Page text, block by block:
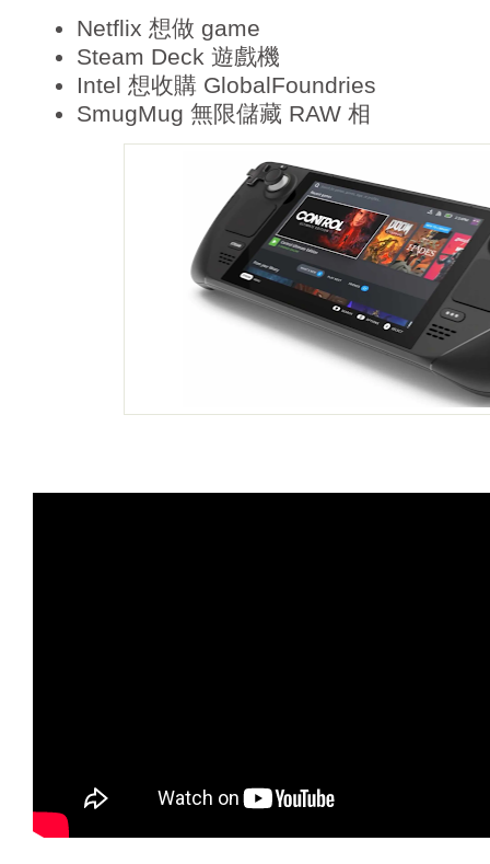
Netflix 想做 game
Steam Deck 遊戲機
Intel 想收購 GlobalFoundries
SmugMug 無限儲藏 RAW 相